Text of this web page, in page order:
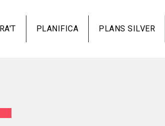
PLANIFICA PLANS SILVER